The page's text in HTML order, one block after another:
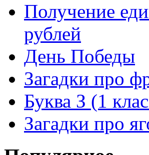
Получение
рублей
День Победы
Загадки про
Буква З (1
Загадки про